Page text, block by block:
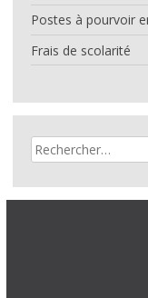
Postes à pourvoir
Frais de scolarité
Rechercher :